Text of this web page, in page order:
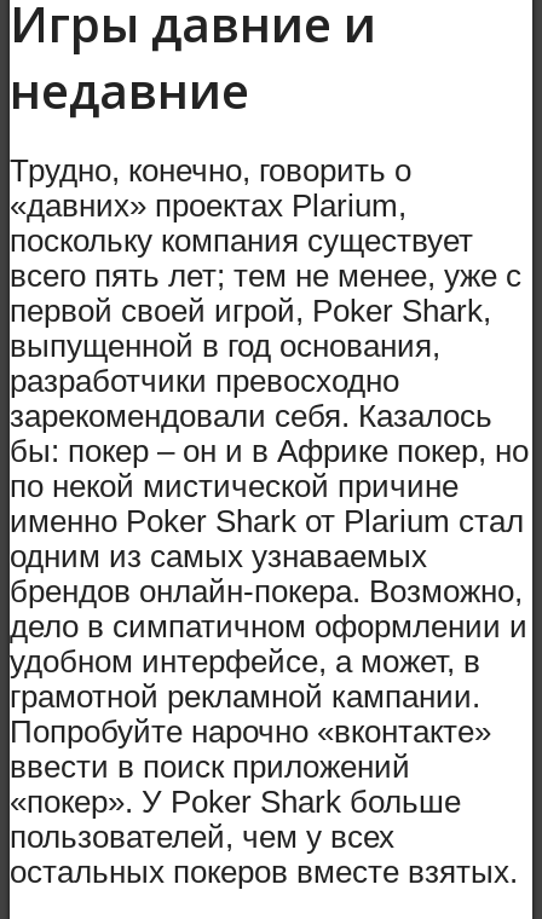
Игры давние и
недавние
Трудно, конечно, говорить о
«давних» проектах Plarium,
поскольку компания существует
всего пять лет; тем не менее, уже с
первой своей игрой, Poker Shark,
выпущенной в год основания,
разработчики превосходно
зарекомендовали себя. Казалось
бы: покер – он и в Африке покер, но
по некой мистической причине
именно Poker Shark от Plarium стал
одним из самых узнаваемых
брендов онлайн-покера. Возможно,
дело в симпатичном оформлении и
удобном интерфейсе, а может, в
грамотной рекламной кампании.
Попробуйте нарочно «вконтакте»
ввести в поиск приложений
«покер». У Poker Shark больше
пользователей, чем у всех
остальных покеров вместе взятых.